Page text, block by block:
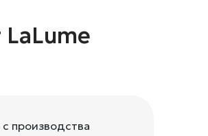
LaLume
с производства